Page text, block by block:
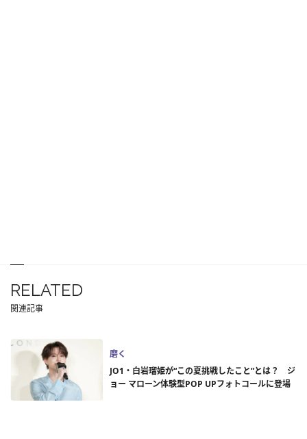
RELATED
関連記事
磨く
JO1・白岩瑠姫が“この夏挑戦したこと”とは？ ジ
ョー マローン体験型POP UPフォトコールに登場